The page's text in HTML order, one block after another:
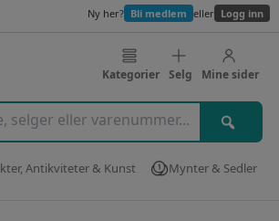
Ny her? Bli medlem eller Logg inn
Kategorier Selg Mine sider
Antikviteter & Kunst Mynter & Sedler